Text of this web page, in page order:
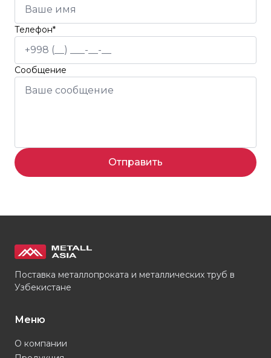
Телефон*
Сообщение
Отправить
Поставка металлопроката и металлических труб в
Узбекистане
Меню
О компании